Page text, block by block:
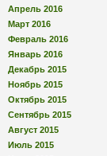
Апрель 2016
Март 2016
Февраль 2016
Январь 2016
Декабрь 2015
Ноябрь 2015
Октябрь 2015
Сентябрь 2015
Август 2015
Июль 2015